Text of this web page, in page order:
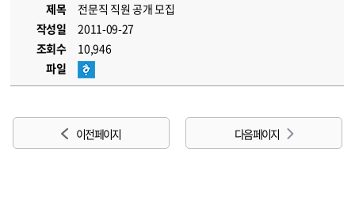
제목
전문직 직원 공개 모집
작성일
2011-09-27
조회수
10,946
파일
이전 페이지 다음 페이지